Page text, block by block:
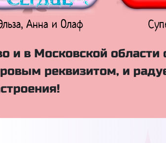
Анна и Олаф
и в Московской области
реквизитом, и